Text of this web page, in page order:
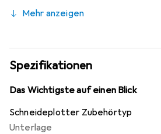
Mehr anzeigen
Spezifikationen
Das Wichtigste auf einen Blick
Schneideplotter Zubehörtyp
Unterlage